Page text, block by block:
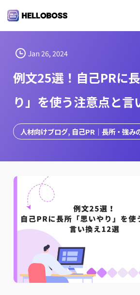
i
Jan 26, 2024
例文25選！自己PRに
り」を使う注意点と言
人材向けブログ, 自己PR｜長所・強み